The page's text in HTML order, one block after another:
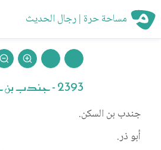
مساحة حرة | رجال الحديث
2393 - جندب بن جنادة
جندب بن السكن.
أبو ذر.